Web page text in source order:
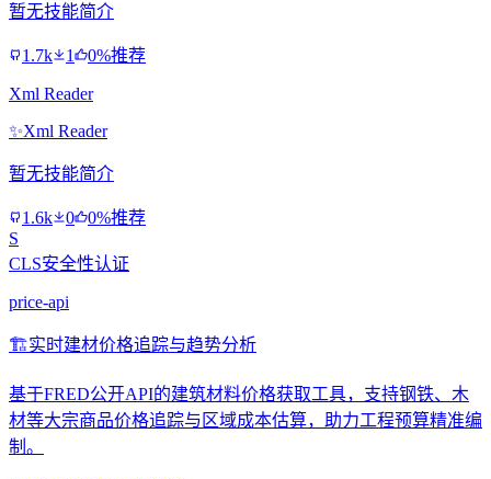
暂无技能简介
1.7k 1 0%推荐
Xml Reader
✨Xml Reader
暂无技能简介
1.6k 0
0%推荐
S
CLS安全性认证
price-api
🏗️实时建材价格追踪与趋势分析
基于FRED公开API的建筑材料价格获取工具，支持钢铁、木
材等大宗商品价格追踪与区域成本估算，助力工程预算精准编
制。